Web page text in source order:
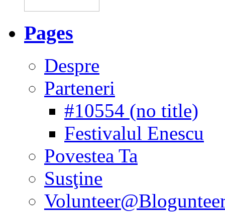
Pages
Despre
Parteneri
#10554 (no title)
Festivalul Enescu
Povestea Ta
Susţine